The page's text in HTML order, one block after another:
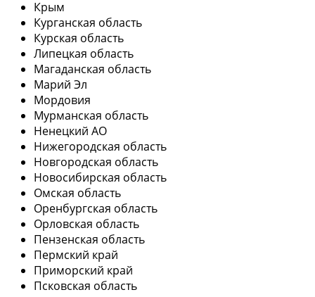
Крым
Курганская область
Курская область
Липецкая область
Магаданская область
Марий Эл
Мордовия
Мурманская область
Ненецкий АО
Нижегородская область
Новгородская область
Новосибирская область
Омская область
Оренбургская область
Орловская область
Пензенская область
Пермский край
Приморский край
Псковская область